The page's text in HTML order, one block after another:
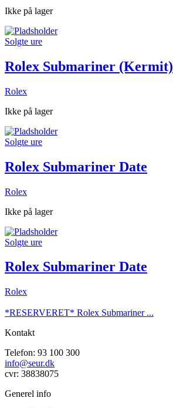
Ikke på lager
Solgte ure
Rolex Submariner (Kermit)
Rolex
Ikke på lager
Solgte ure
Rolex Submariner Date
Rolex
Ikke på lager
Solgte ure
Rolex Submariner Date
Rolex
*RESERVERET* Rolex Submariner ...
Kontakt
Telefon: 93 100 300
info@seur.dk
cvr: 38838075
Generel info